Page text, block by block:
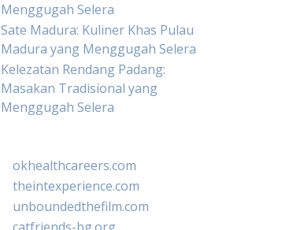
Menggugah Selera
Sate Madura: Kuliner Khas Pulau
Madura yang Menggugah Selera
Kelezatan Rendang Padang:
Masakan Tradisional yang
Menggugah Selera
okhealthcareers.com
theintexperience.com
unboundedthefilm.com